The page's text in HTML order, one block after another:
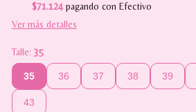
$71.124pagando con Efectivo
Ver más detalles
Talle: 35
35 36 37 38 39
43